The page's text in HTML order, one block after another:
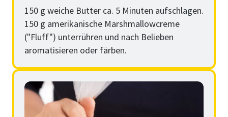
150 g weiche Butter ca. 5 Minuten aufschlagen.
150 g amerikanische Marshmallowcreme
("Fluff") unterrühren und nach Belieben
aromatisieren oder färben.